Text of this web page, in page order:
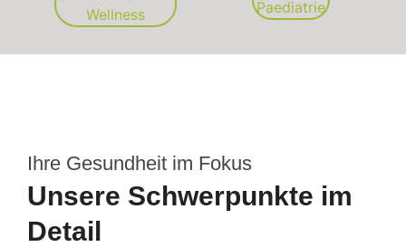
Ihre Gesundheit im Fokus
Unsere Schwerpunkte im
Detail